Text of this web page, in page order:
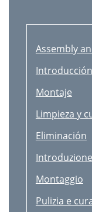
N O P Q R S
I J K L M
B C ED F G
Assembly
Introducción
Montaje
Limpieza y
Eliminación
Introduzione
Montaggio
Pulizia e